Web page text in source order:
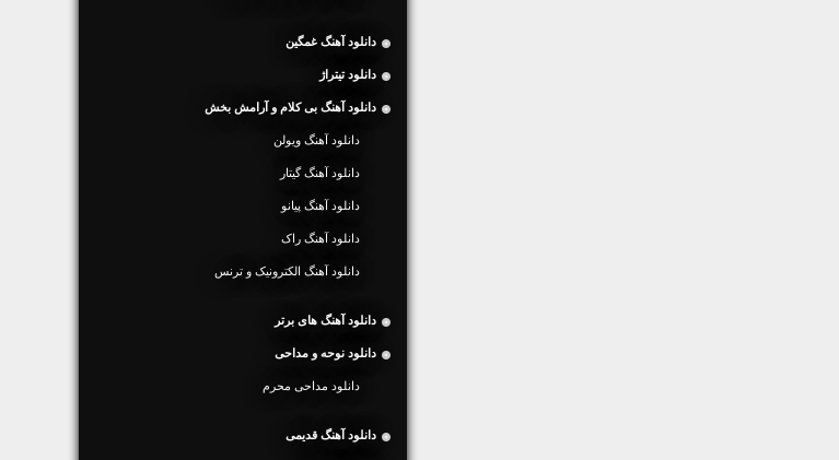
دانلود آهنگ غمگین
دانلود تیتراژ
دانلود آهنگ بی کلام و آرامش بخش
دانلود آهنگ ویولن
دانلود آهنگ گیتار
دانلود آهنگ پیانو
دانلود آهنگ راک
دانلود آهنگ الکترونیک و ترنس
دانلود آهنگ های برتر
دانلود نوحه و مداحی
دانلود مداحی محرم
دانلود آهنگ قدیمی